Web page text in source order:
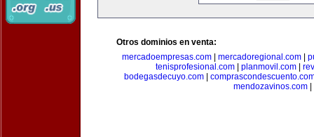
Otros dominios en venta:
mercadoempresas.com| mercadoregional.com|
tenisprofesional.com
planmovil.com
bodegasdecuyo.com
mendozavinos.com